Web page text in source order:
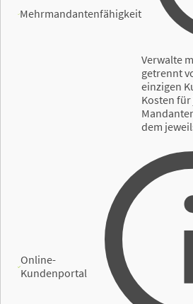
Mehrmandantenfähigkeit
Verwalte
getrennt
einzigen
Kosten
dem
Online-
Kundenportal